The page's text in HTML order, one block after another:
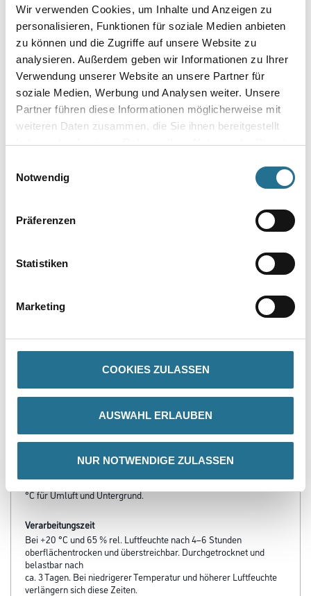
Wir verwenden Cookies, um Inhalte und Anzeigen zu
personalisieren, Funktionen für soziale Medien anbieten
zu können und die Zugriffe auf unsere Website zu
analysieren. Außerdem geben wir Informationen zu Ihrer
Verwendung unserer Website an unsere Partner für
soziale Medien, Werbung und Analysen weiter. Unsere
Partner führen diese Informationen möglicherweise mit
weiteren Daten zusammen, die Sie ihnen bereitgestellt
haben oder die sie im Rahmen Ihrer Nutzung der Dienste
Notwendig
Präferenzen
Statistiken
Marketing
COOKIES ZULASSEN
AUSWAHL ERLAUBEN
NUR NOTWENDIGE ZULASSEN
Gebinde
Umrechnungsfaktoren
- Maximale Spritzsicherheit
- Hohe Füllkraft
- Rationelle Verarbeitung
- Hohes Standvermögen bis zu 250 µm Naßschichtdicke
- Sehr hohe Lackiersicherheit
- Sehr gutes Deckvermögen
- Hohe Kratz- und Stoßfestigkeit
Verarbeitungstemp./Luftfeuchte
Untere Temperaturgrenze bei der Verarbeitung und Trocknung: +5
°C für Umluft und Untergrund.
Verarbeitungszeit
Bei +20 °C und 65 % rel. Luftfeuchte nach 4–6 Stunden
oberflächentrocken und überstreichbar. Durchgetrocknet und
belastbar nach
ca. 3 Tagen. Bei niedrigerer Temperatur und höherer Luftfeuchte
verlängern sich diese Zeiten.